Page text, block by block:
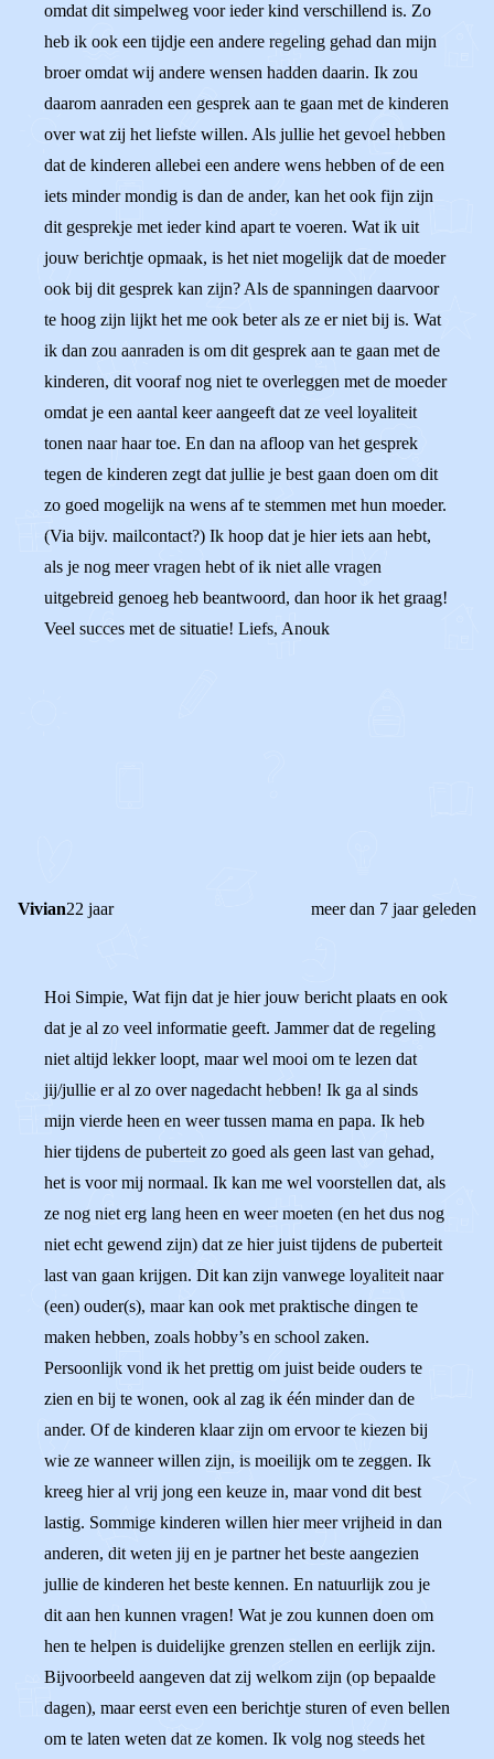
omdat dit simpelweg voor ieder kind verschillend is. Zo
heb ik ook een tijdje een andere regeling gehad dan mijn
broer omdat wij andere wensen hadden daarin. Ik zou
daarom aanraden een gesprek aan te gaan met de kinderen
over wat zij het liefste willen. Als jullie het gevoel hebben
dat de kinderen allebei een andere wens hebben of de een
iets minder mondig is dan de ander, kan het ook fijn zijn
dit gesprekje met ieder kind apart te voeren. Wat ik uit
jouw berichtje opmaak, is het niet mogelijk dat de moeder
ook bij dit gesprek kan zijn? Als de spanningen daarvoor
te hoog zijn lijkt het me ook beter als ze er niet bij is. Wat
ik dan zou aanraden is om dit gesprek aan te gaan met de
kinderen, dit vooraf nog niet te overleggen met de moeder
omdat je een aantal keer aangeeft dat ze veel loyaliteit
tonen naar haar toe. En dan na afloop van het gesprek
tegen de kinderen zegt dat jullie je best gaan doen om dit
zo goed mogelijk na wens af te stemmen met hun moeder.
(Via bijv. mailcontact?) Ik hoop dat je hier iets aan hebt,
als je nog meer vragen hebt of ik niet alle vragen
uitgebreid genoeg heb beantwoord, dan hoor ik het graag!
Veel succes met de situatie! Liefs, Anouk
Vivian22 jaar meer dan 7 jaar geleden
Hoi Simpie, Wat fijn dat je hier jouw bericht plaats en ook
dat je al zo veel informatie geeft. Jammer dat de regeling
niet altijd lekker loopt, maar wel mooi om te lezen dat
jij/jullie er al zo over nagedacht hebben! Ik ga al sinds
mijn vierde heen en weer tussen mama en papa. Ik heb
hier tijdens de puberteit zo goed als geen last van gehad,
het is voor mij normaal. Ik kan me wel voorstellen dat, als
ze nog niet erg lang heen en weer moeten (en het dus nog
niet echt gewend zijn) dat ze hier juist tijdens de puberteit
last van gaan krijgen. Dit kan zijn vanwege loyaliteit naar
(een) ouder(s), maar kan ook met praktische dingen te
maken hebben, zoals hobby’s en school zaken.
Persoonlijk vond ik het prettig om juist beide ouders te
zien en bij te wonen, ook al zag ik één minder dan de
ander. Of de kinderen klaar zijn om ervoor te kiezen bij
wie ze wanneer willen zijn, is moeilijk om te zeggen. Ik
kreeg hier al vrij jong een keuze in, maar vond dit best
lastig. Sommige kinderen willen hier meer vrijheid in dan
anderen, dit weten jij en je partner het beste aangezien
jullie de kinderen het beste kennen. En natuurlijk zou je
dit aan hen kunnen vragen! Wat je zou kunnen doen om
hen te helpen is duidelijke grenzen stellen en eerlijk zijn.
Bijvoorbeeld aangeven dat zij welkom zijn (op bepaalde
dagen), maar eerst even een berichtje sturen of even bellen
om te laten weten dat ze komen. Ik volg nog steeds het